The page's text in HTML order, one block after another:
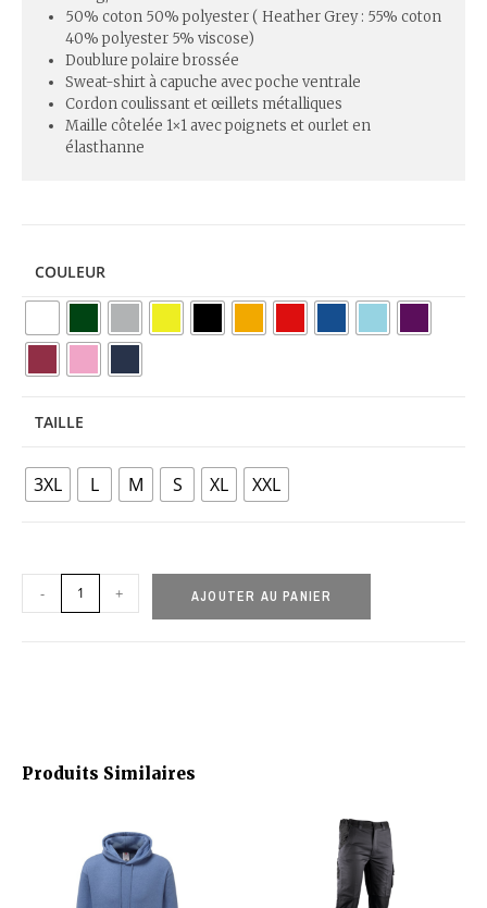
50% coton 50% polyester ( Heather Grey : 55% coton
40% polyester 5% viscose)
Doublure polaire brossée
Sweat-shirt à capuche avec poche ventrale
Cordon coulissant et œillets métalliques
Maille côtelée 1×1 avec poignets et ourlet en
élasthanne
COULEUR
TAILLE
3XL L M S XL XXL
- + AJOUTER AU PANIER
Produits Similaires